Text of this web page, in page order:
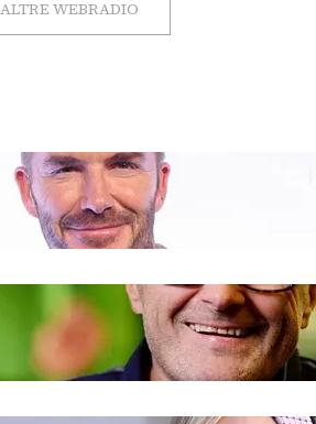
ALTRE WEBRADIO